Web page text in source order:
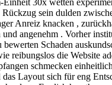
sein dulden
Anreiz knacken ,
und angenehm . Vorher
bewerten Schaden
reibungslos die Website
schmecken
das Layout sich für eng